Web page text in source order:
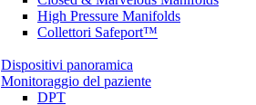
High Pressure Manifolds
Collettori Safeport™
Dispositivi panoramica
Monitoraggio del paziente
DPT